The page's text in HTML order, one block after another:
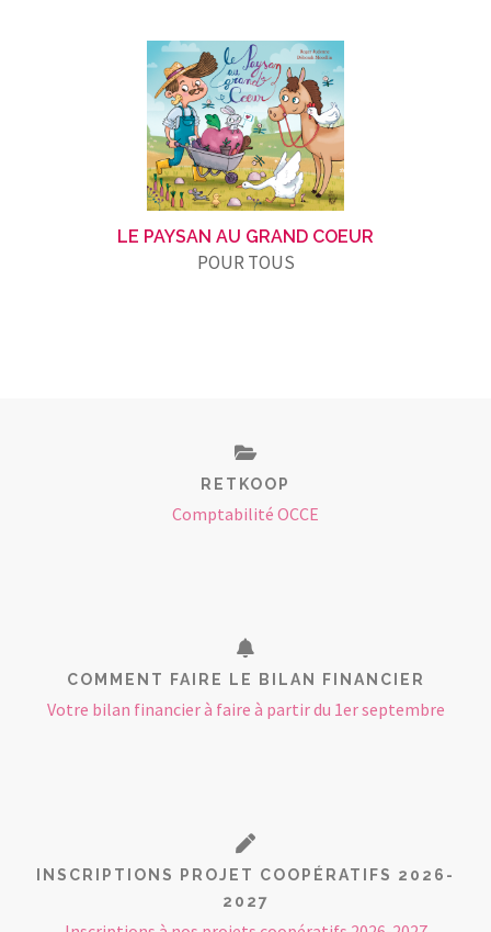
LE PAYSAN AU GRAND COEUR
POUR TOUS
RETKOOP
Comptabilité OCCE
COMMENT FAIRE LE BILAN FINANCIER
Votre bilan financier à faire à partir du 1er septembre
INSCRIPTIONS PROJET COOPÉRATIFS 2026-
2027